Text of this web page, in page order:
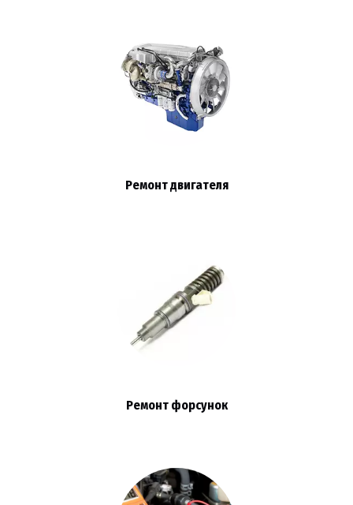
Ремонт двигателя
Ремонт форсунок